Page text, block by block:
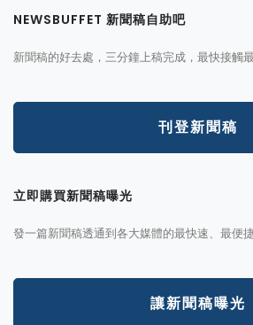
NEWSBUFFET 新聞稿自助吧
新聞稿的好去處，三分鐘上稿完成，最快接觸
刊登新聞稿
立即購買新聞稿曝光
發一篇新聞稿透通到各大媒體的最快速、最便
讓新聞稿曝光